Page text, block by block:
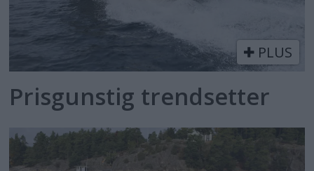
PLUS
Prisgunstig trendsetter